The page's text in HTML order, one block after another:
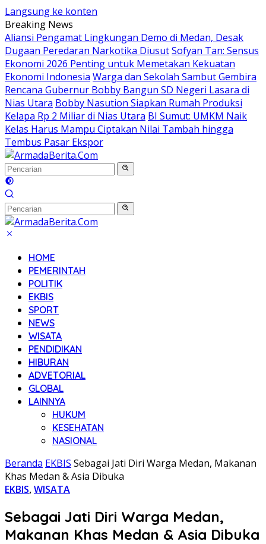
Langsung ke konten
Breaking News
Aliansi Pengamat Lingkungan Demo di Medan, Desak
Dugaan Peredaran Narkotika DiusutSofyan Tan: Sensus
Ekonomi 2026 Penting untuk Memetakan Kekuatan
Ekonomi Indonesia Warga dan Sekolah Sambut Gembira
Rencana Gubernur Bobby Bangun SD Negeri Lasara di
Nias Utara Bobby Nasution Siapkan Rumah Produksi
Kelapa Rp 2 Miliar di Nias Utara BI Sumut: UMKM Naik
Kelas Harus Mampu Ciptakan Nilai Tambah hingga
Tembus Pasar Ekspor
HOME
PEMERINTAH
POLITIK
EKBIS
SPORT
NEWS
WISATA
PENDIDIKAN
HIBURAN
ADVETORIAL
GLOBAL
LAINNYA
HUKUM
KESEHATAN
NASIONAL
Beranda EKBIS Sebagai Jati Diri Warga Medan, Makanan
Khas Medan & Asia Dibuka
EKBIS,WISATA
Sebagai Jati Diri Warga Medan,
Makanan Khas Medan & Asia Dibuka